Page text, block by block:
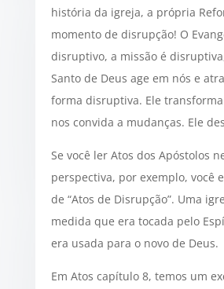
história da igreja, a própria
momento de disrupção! O
disruptivo, a missão é
Santo de Deus age em nós e
forma disruptiva. Ele
nos convida a mudanças. Ele
Se você ler Atos dos Apóstolos
perspectiva, por exemplo, você
de “Atos de Disrupção”. Uma
medida que era tocada pelo
era usada para o novo de Deus.
Em Atos capítulo 8, temos um